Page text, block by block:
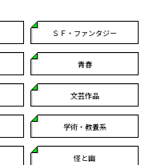
ＳＦ・ファンタジー
青春
文芸作品
学術・教養系
怪と幽